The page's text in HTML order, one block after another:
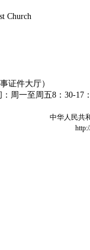
Church
证件大厅）
周一至周五8：30-17
中华人民共